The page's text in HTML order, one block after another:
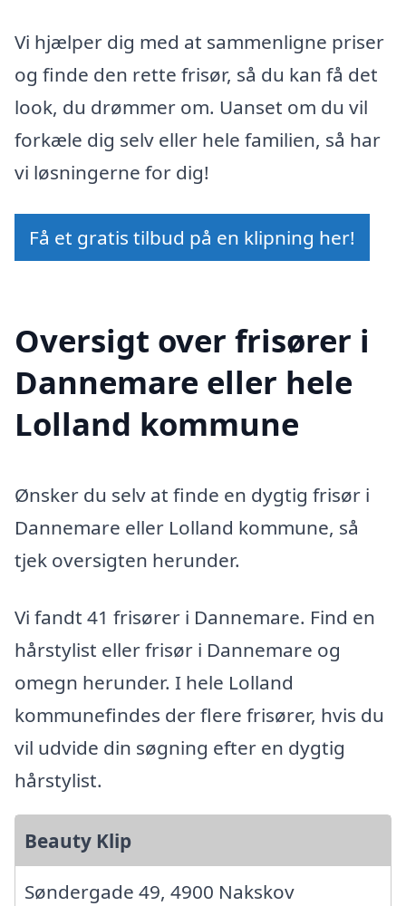
Vi hjælper dig med at sammenligne priser
og finde den rette frisør, så du kan få det
look, du drømmer om. Uanset om du vil
forkæle dig selv eller hele familien, så har
vi løsningerne for dig!
Få et gratis tilbud på en klipning her!
Oversigt over frisører i
Dannemare eller hele
Lolland kommune
Ønsker du selv at finde en dygtig frisør i
Dannemare eller Lolland kommune, så
tjek oversigten herunder.
Vi fandt 41 frisører i Dannemare. Find en
hårstylist eller frisør i Dannemare og
omegn herunder. I hele Lolland
kommunefindes der flere frisører, hvis du
vil udvide din søgning efter en dygtig
hårstylist.
Beauty Klip
Søndergade 49, 4900 Nakskov